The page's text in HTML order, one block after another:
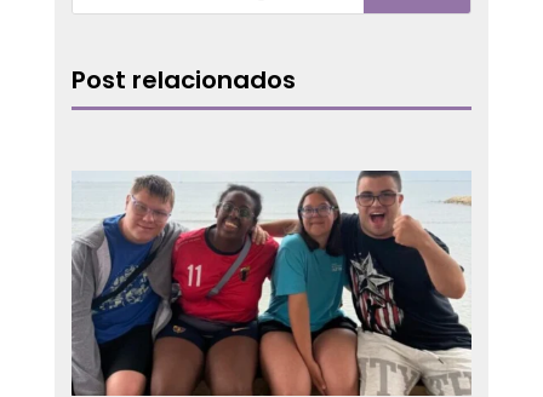
Post relacionados